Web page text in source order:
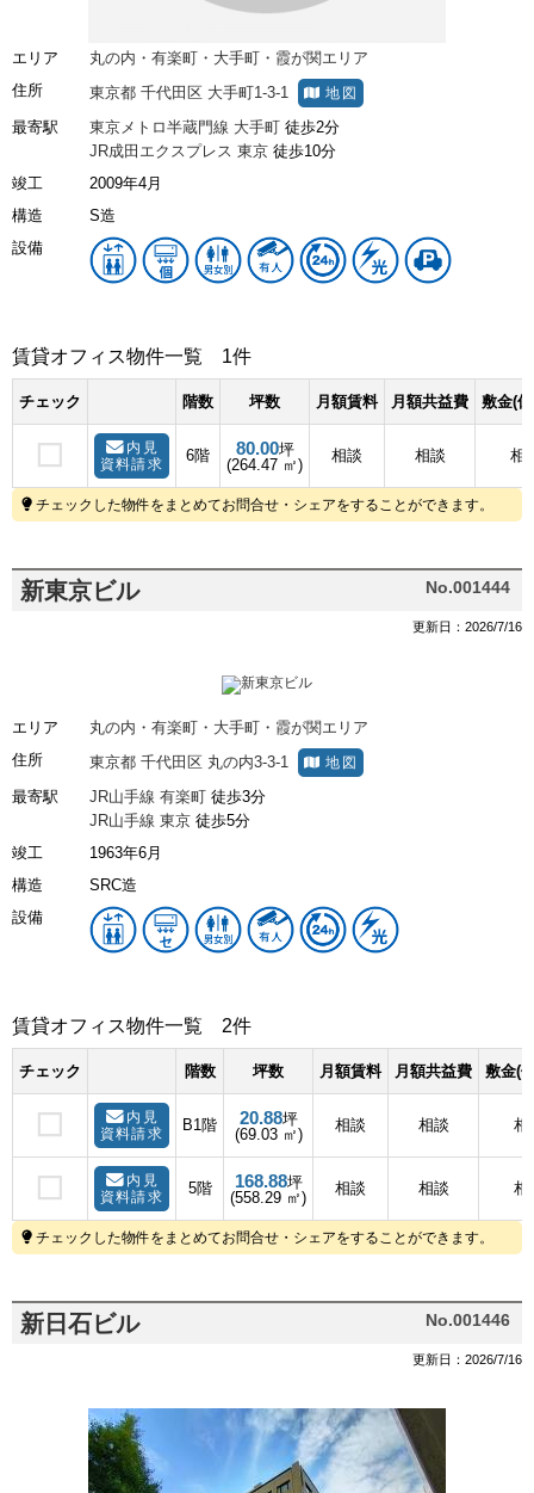
エリア
丸の内・有楽町・大手町・霞が関エリア
住所
東京都 千代田区 大手町1-3-1 地図
最寄駅 東京メトロ半蔵門線 大手町 徒歩2分
JR成田エクスプレス 東京 徒歩10分
竣工
2009年4月
構造
S造
設備
賃貸オフィス物件一覧 1件
チェック 階数 坪数 月額賃料 月額共益費 敷金(
内見
資料請求
6階 80.00坪
(264.47 ㎡)
相談 相談 相
チェックした物件をまとめてお問合せ・シェアをすることができます。
新東京ビル No.001444
更新日：2026/7/16
エリア
丸の内・有楽町・大手町・霞が関エリア
住所
東京都 千代田区 丸の内3-3-1 地図
最寄駅 JR山手線 有楽町 徒歩3分
JR山手線 東京 徒歩5分
竣工
1963年6月
構造
SRC造
設備
賃貸オフィス物件一覧 2件
チェック 階数 坪数 月額賃料 月額共益費 敷金(
内見
資料請求
B1階 20.88坪
(69.03 ㎡)
相談 相談 相
内見
資料請求
5階 168.88坪
(558.29 ㎡)
相談 相談 相
チェックした物件をまとめてお問合せ・シェアをすることができます。
新日石ビル No.001446
更新日：2026/7/16